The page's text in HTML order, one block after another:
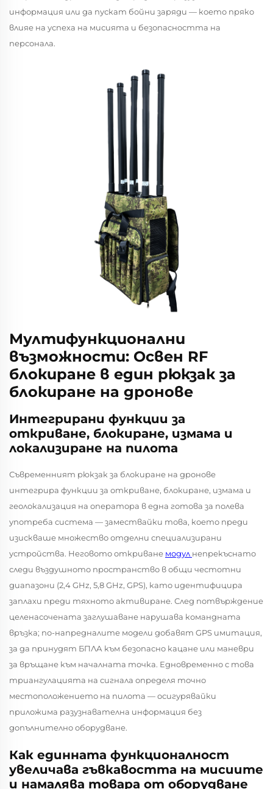
информация или да пускат бойни заряди — което пряко
влияе на успеха на мисията и безопасността на
персонала.
Мултифункционални
възможности: Освен RF
блокиране в един рюкзак за
блокиране на дронове
Интегрирани функции за
откриване, блокиране, измама и
локализиране на пилота
Съвременният рюкзак за блокиране на дронове
интегрира функции за откриване, блокиране, измама и
геолокализация на оператора в една готова за полева
употреба система — замествайки това, което преди
изискваше множество отделни специализирани
устройства. Неговото откриване модул непрекъснато
следи въздушното пространство в общи честотни
диапазони (2,4 GHz, 5,8 GHz, GPS), като идентифицира
заплахи преди тяхното активиране. След потвърждение
целенасочената заглушаване нарушава командната
връзка; по-напредналите модели добавят GPS имитация,
за да принудят БПЛА към безопасно кацане или маневри
за връщане към началната точка. Едновременно с това
триангулацията на сигнала определя точно
местоположението на пилота — осигурявайки
приложима разузнавателна информация без
допълнително оборудване.
Как единната функционалност
увеличава гъвкавостта на мисиите
и намалява товара от оборудване